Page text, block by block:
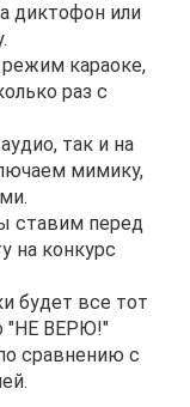
диктофон или
режим караоке,
раз с
так и на
мимику,
ставим перед
на конкурс
будет все тот
"НЕ ВЕРЮ!"
сравнению с